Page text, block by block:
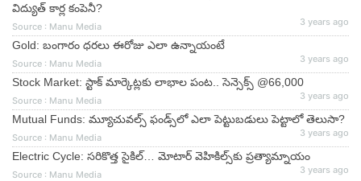
విద్యుత్ కార్ల కంపెనీ?
Source : Manu Media 3 years ago
Gold: బంగారం ధరలు ఈరోజు ఎలా ఉన్నాయంటే
Source : Manu Media 3 years ago
Stock Market: స్టాక్ మార్కెట్లకు లాభాల పంట.. సెన్సెక్స్ @66,000
Source : Manu Media 3 years ago
Mutual Funds: మ్యూచువల్స్ ఫండ్స్‌లో ఎలా పెట్టుబడులు పెట్టాలో తెలుసా?
Source : Manu Media 3 years ago
Electric Cycle: సరికొత్త సైకిల్‌… మోటార్‌ వెహికిల్స్‌కు ప్రత్యామ్నాయం
Source : Manu Media 3 years ago